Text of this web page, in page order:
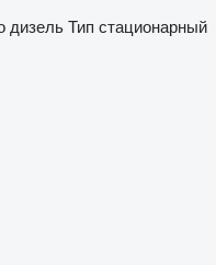
дизель Тип стационарный